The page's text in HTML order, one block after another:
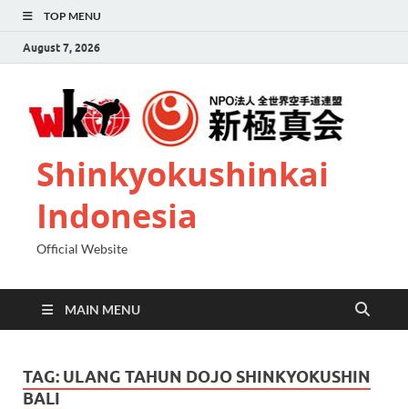
TOP MENU
August 7, 2026
Shinkyokushinkai
Indonesia
Official Website
MAIN MENU
TAG: ULANG TAHUN DOJO SHINKYOKUSHIN
BALI